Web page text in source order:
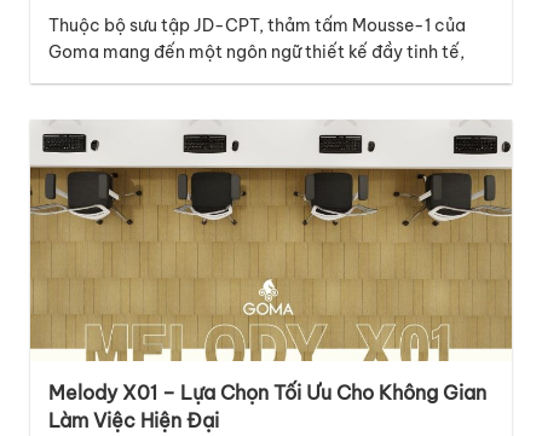
Nghiệp
Thuộc bộ sưu tập JD-CPT, thảm tấm Mousse-1 của
Goma mang đến một ngôn ngữ thiết kế đầy tinh tế,
hiện đại và giàu cảm xúc, phù hợp với nhiều không
Mousse-1 nằm ở thiết kế graphic với những đường vân
dọc đan xen…
Melody X01 – Lựa Chọn Tối Ưu Cho Không Gian
Làm Việc Hiện Đại